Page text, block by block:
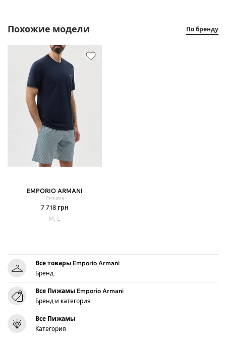
Похожие модели По бренду
EMPORIO ARMANI
Пижама
7 718 грн
M, L
Все товары Emporio Armani
Бренд
Все Пижамы Emporio Armani
Бренд и категория
Все Пижамы
Категория